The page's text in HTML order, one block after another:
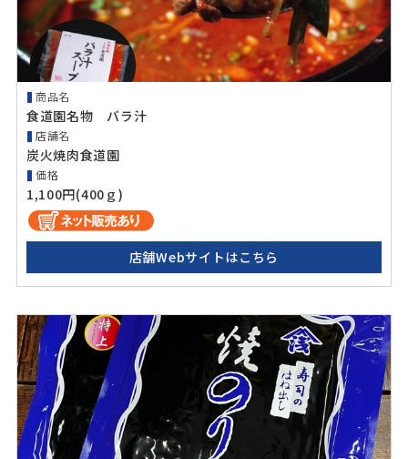
商品名
食道園名物 バラ汁
店舗名
炭火焼肉食道園
価格
1,100円(400ｇ)
店舗Webサイトはこちら